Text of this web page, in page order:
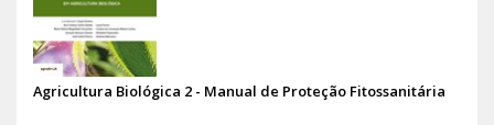
Agricultura Biológica 2 - Manual de Proteção Fitossanitária